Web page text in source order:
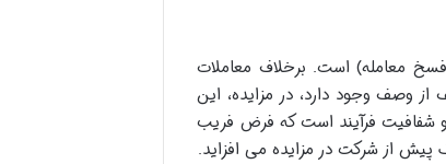
معامله) است. برخلاف معاملات
وصف وجود دارد، در مزایده، این
شفافیت فرآیند است که فرض فریب
پیش از شرکت در مزایده می افزاید.